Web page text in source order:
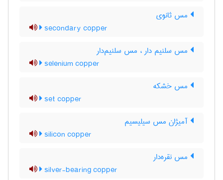
مس ثانوی
secondary copper
مس سلنیم دار ، مس سلنیم‌دار
selenium copper
مس خشکه
set copper
آمیژان مس سیلیسیم
silicon copper
مس نقره‌دار
silver-bearing copper